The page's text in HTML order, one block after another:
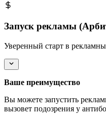
Запуск рекламы
Уверенный старт в
Ваше преимущество
Вы можете запустить
вызовет подозрения у